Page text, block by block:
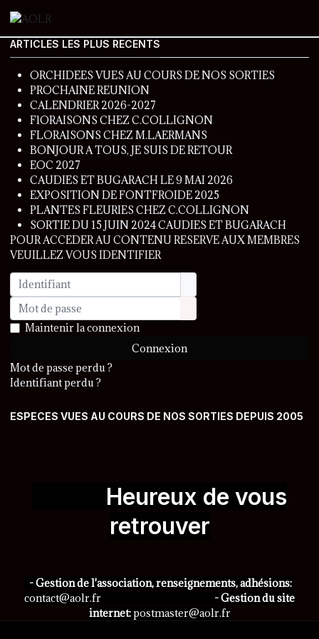
ARTICLES LES PLUS RECENTS
ORCHIDEES VUES AU COURS DE NOS SORTIES
PROCHAINE REUNION
CALENDRIER 2026-2027
FlORAISONS CHEZ C.COLLIGNON
FLORAISONS CHEZ M.LAERMANS
BONJOUR A TOUS, JE SUIS DE RETOUR
EOC 2027
CAUDIES ET BUGARACH LE 9 MAI 2026
EXPOSITION DE FONTFROIDE 2025
PLANTES FLEURIES CHEZ C.COLLIGNON
SORTIE DU 15 JUIN 2024 CAUDIES ET BUGARACH
POUR ACCEDER AU CONTENU RESERVE AUX MEMBRES
VEUILLEZ VOUS IDENTIFIER
Identifiant
Mot de passe
Afficher le mot de passe
Maintenir la connexion
Connexion
Mot de passe perdu ?
Identifiant perdu ?
ESPECES VUES AU COURS DE NOS SORTIES DEPUIS 2005
Heureux de vous
retrouver
- Gestion de l'association, renseignements, adhésions:
contact@aolr.fr
- Gestion du site
internet:postmaster@aolr.fr